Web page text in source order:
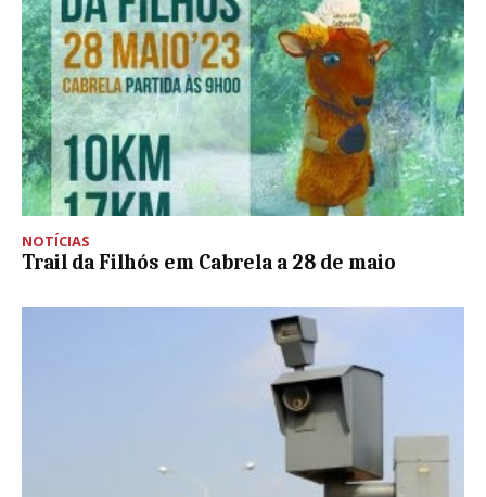
NOTÍCIAS
Trail da Filhós em Cabrela a 28 de maio